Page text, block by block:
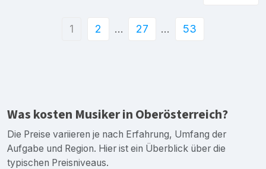
1 2 … 27 … 53
Was kosten Musiker in Oberösterreich?
Die Preise variieren je nach Erfahrung, Umfang der
Aufgabe und Region. Hier ist ein Überblick über die
typischen Preisniveaus.